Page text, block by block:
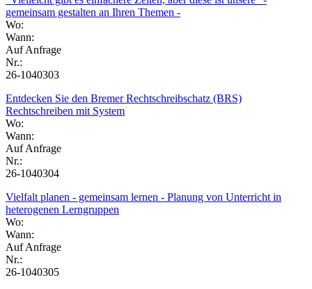
gemeinsam gestalten an Ihren Themen -
Wo:
Wann:
Auf Anfrage
Nr.:
26-1040303
Entdecken Sie den Bremer Rechtschreibschatz (BRS)
Rechtschreiben mit System
Wo:
Wann:
Auf Anfrage
Nr.:
26-1040304
Vielfalt planen - gemeinsam lernen - Planung von Unterricht in
heterogenen Lerngruppen
Wo:
Wann:
Auf Anfrage
Nr.:
26-1040305